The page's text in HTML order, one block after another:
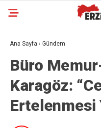
Ana Sayfa › Gündem
Büro
Karagöz:
Ertelenmesi